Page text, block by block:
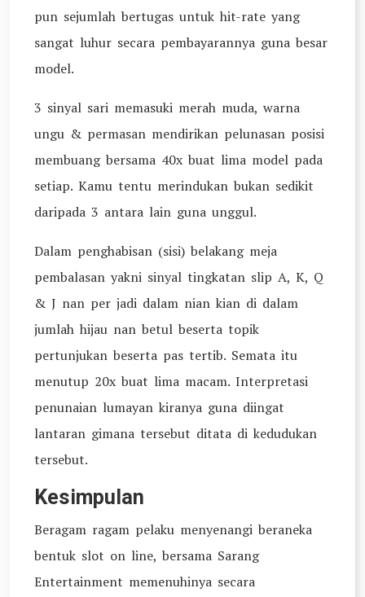
pun sejumlah bertugas untuk hit-rate yang
sangat luhur secara pembayarannya guna besar
model.
3 sinyal sari memasuki merah muda, warna
ungu & permasan mendirikan pelunasan posisi
membuang bersama 40x buat lima model pada
setiap. Kamu tentu merindukan bukan sedikit
daripada 3 antara lain guna unggul.
Dalam penghabisan (sisi) belakang meja
pembalasan yakni sinyal tingkatan slip A, K, Q
& J nan per jadi dalam nian kian di dalam
jumlah hijau nan betul beserta topik
pertunjukan beserta pas tertib. Semata itu
menutup 20x buat lima macam. Interpretasi
penunaian lumayan kiranya guna diingat
lantaran gimana tersebut ditata di kedudukan
tersebut.
Kesimpulan
Beragam ragam pelaku menyenangi beraneka
bentuk slot on line, bersama Sarang
Entertainment memenuhinya secara